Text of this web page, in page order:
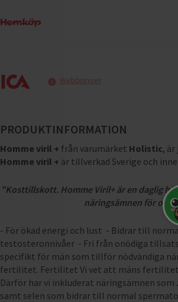
Webbpriser
PRODUKTINFORMATION
Homme viril + från varumärket Holistic, är
Homme viril + är tillverkad Sverige och
"Kosttillskott. Homme Viril+ är en daglig
näringsämnen för
- För ökad energi och lust - Bidrar till
testosteronnivåer - Fri från onödiga
specifikt för män som tillför nödvändiga
fertilitet. Fertilitet Vi vet att mäns fertilitet
Därför har vi inkluderat näringsämnen
samt selen som bidrar till normal